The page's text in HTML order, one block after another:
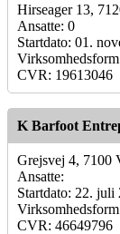
Hirseager 13,
Ansatte: 0
Startdato: 01.
CVR: 19613046
K Barfoot
Grejsvej 4, 7100
Ansatte:
Startdato: 22. juli
CVR: 46649796